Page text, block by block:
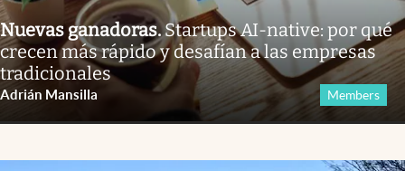
Nuevas ganadoras.Startups AI-native: por qué
crecen más rápido y desafían a las empresas
tradicionales
Adrián Mansilla Members